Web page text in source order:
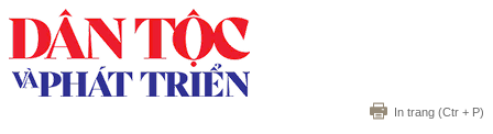
In trang (Ctr + P)